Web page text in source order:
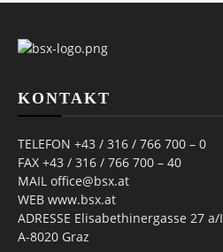
KONTAKT
TELEFON +43 / 316 / 766 700 – 0
FAX +43 / 316 / 766 700 – 40
MAIL office@bsx.at
WEB www.bsx.at
ADRESSE Elisabethinergasse 27 a/I
A-8020 Graz